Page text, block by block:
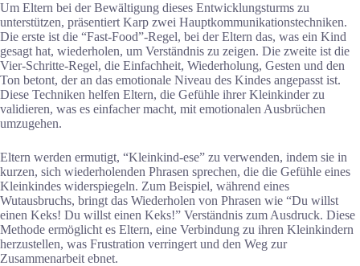
Um Eltern bei der Bewältigung dieses Entwicklungsturms zu
unterstützen, präsentiert Karp zwei Hauptkommunikationstechniken.
Die erste ist die “Fast-Food”-Regel, bei der Eltern das, was ein Kind
gesagt hat, wiederholen, um Verständnis zu zeigen. Die zweite ist die
Vier-Schritte-Regel, die Einfachheit, Wiederholung, Gesten und den
Ton betont, der an das emotionale Niveau des Kindes angepasst ist.
Diese Techniken helfen Eltern, die Gefühle ihrer Kleinkinder zu
validieren, was es einfacher macht, mit emotionalen Ausbrüchen
umzugehen.
Eltern werden ermutigt, “Kleinkind-ese” zu verwenden, indem sie in
kurzen, sich wiederholenden Phrasen sprechen, die die Gefühle eines
Kleinkindes widerspiegeln. Zum Beispiel, während eines
Wutausbruchs, bringt das Wiederholen von Phrasen wie “Du willst
einen Keks! Du willst einen Keks!” Verständnis zum Ausdruck. Diese
Methode ermöglicht es Eltern, eine Verbindung zu ihren Kleinkindern
herzustellen, was Frustration verringert und den Weg zur
Zusammenarbeit ebnet.